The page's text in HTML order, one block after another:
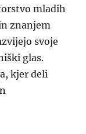
mladih
znanjem
svoje
glas.
kjer deli